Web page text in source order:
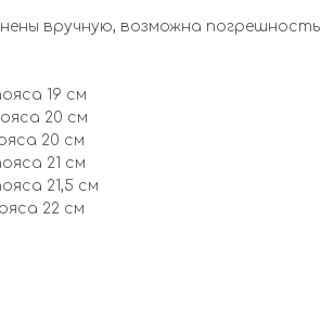
вручную, возможна погрешность
19 см
20 см
20 см
21 см
21,5 см
22 см